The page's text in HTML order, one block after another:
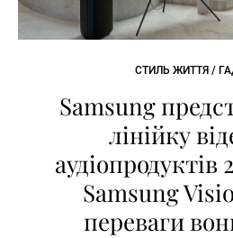
СТИЛЬ ЖИТТЯ /
Samsung
лінійку
аудіопродуктів
Samsung
переваги